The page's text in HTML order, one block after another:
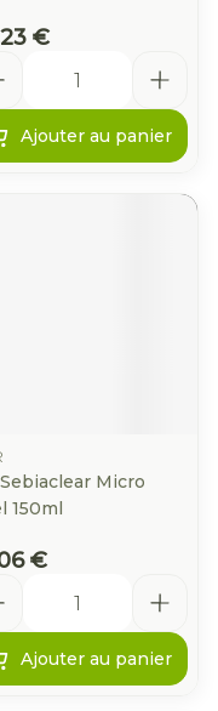
€
Ajouter au panier
Micro
150ml
€
Ajouter au panier